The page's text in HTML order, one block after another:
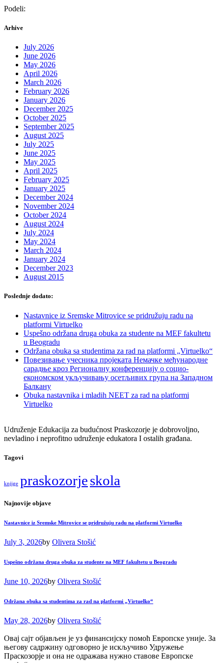
Podeli:
Arhive
July 2026
June 2026
May 2026
April 2026
March 2026
February 2026
January 2026
December 2025
October 2025
September 2025
August 2025
July 2025
June 2025
May 2025
April 2025
February 2025
January 2025
December 2024
November 2024
October 2024
August 2024
July 2024
May 2024
March 2024
January 2024
December 2023
August 2015
Poslednje dodato:
Nastavnice iz Sremske Mitrovice se pridružuju radu na
platformi Virtuelko
Uspešno održana druga obuka za studente na MEF fakultetu
u Beogradu
Održana obuka sa studentima za rad na platformi „Virtuelko“
Повезивање учесника пројеката Немачке међународне
сарадње кроз Регионалну конференцију о социо-
економском укључивању осетљивих група на Западном
Балкану
Obuka nastavnika i mladih NEET za rad na platformi
Virtuelko
Udruženje Edukacija za budućnost Praskozorje je dobrovoljno,
nevladino i neprofitno udruženje edukatora I ostalih građana.
Tagovi
knjige praskozorjeskola
Najnovije objave
Nastavnice iz Sremske Mitrovice se pridružuju radu na platformi Virtuelko
July 3, 2026by Olivera Stošić
Uspešno održana druga obuka za studente na MEF fakultetu u Beogradu
June 10, 2026by Olivera Stošić
Održana obuka sa studentima za rad na platformi „Virtuelko“
May 28, 2026by Olivera Stošić
Овај сајт објављен је уз финансијску помоћ Европске уније. За
његову садржину одговорнo је искључиво Удружење
Праскозорје и она не одражава нужно ставове Европске